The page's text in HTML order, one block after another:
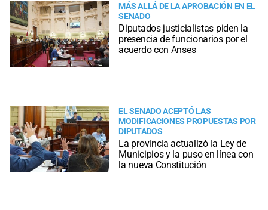
MÁS ALLÁ DE LA APROBACIÓN EN EL
SENADO
Diputados justicialistas piden la
presencia de funcionarios por el
acuerdo con Anses
EL SENADO ACEPTÓ LAS
MODIFICACIONES PROPUESTAS POR
DIPUTADOS
La provincia actualizó la Ley de
Municipios y la puso en línea con
la nueva Constitución